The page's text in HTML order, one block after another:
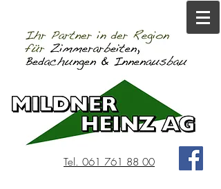
Tel. 061 761 88 00